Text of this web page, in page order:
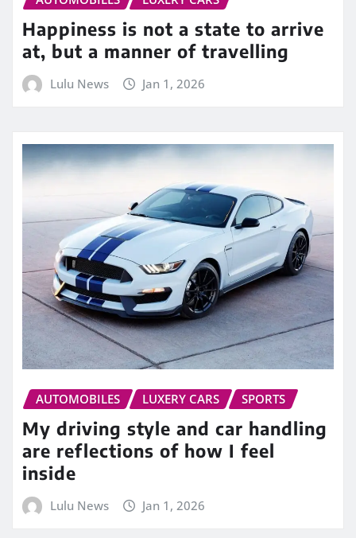
Happiness is not a state to arrive
at, but a manner of travelling
Lulu News Jan 1, 2026
AUTOMOBILES LUXERY CARS SPORTS
My driving style and car handling
are reflections of how I feel
inside
Lulu News Jan 1, 2026